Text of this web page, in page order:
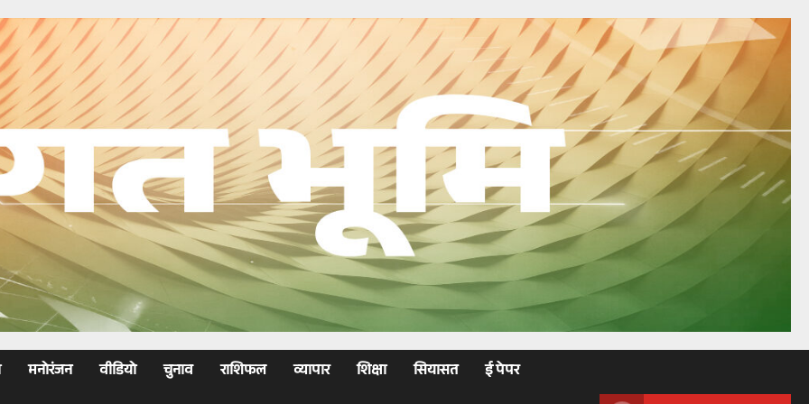
मनोरंजन वीडियो चुनाव राशिफल व्यापार शिक्षा सियासत
ई पेपर